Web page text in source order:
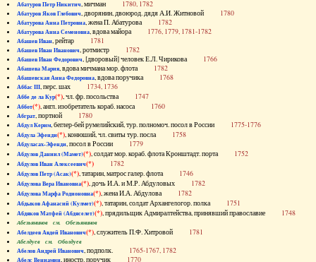
Абатуров Петр Никитич, мичман 1780, 1782
Абатуров Яков Глебович, дворянин, двоюрод. дядя А.И. Житновой 1780
Абатурова Анна Петровна, жена П. Абатурова 1782
Абатурова Анна Семеновна, вдова майора 1776, 1779, 1781-1782
Абашев Иван, рейтар 1781
Абашев Иван Иванович, ротмистр 1782
Абашев Иван Федорович, [дворовый] человек Е.Л. Чирикова 1766
Абашева Мария, вдова мичмана мор. флота 1782
Абашевская Анна Федоровна, вдова поручика 1768
Аббас III, перс. шах 1734, 1736
Аббе де ла Кур(*), чл. фр. посольства 1747
Аббот(*), англ. изобретатель кораб. насоса 1760
Абграт, портной 1780
Абдул Керим, беглер-бей румелийский, тур. полномоч. посол в России 1775-1776
Абдула Эфенди(*), конюший, чл. свиты тур. посла 1758
Абдуласах-Эфенди, посол в России 1779
Абдулов Даниил (Мамет)(*), солдат мор. кораб. флота Кронштадт. порта 1752
Абдулов Иван Алексеевич(*) 1782
Абдулов Петр (Асак)(*), татарин, матрос галер. флота 1746
Абдулова Вера Ивановна(*), дочь И.А. и М.Р. Абдуловых 1782
Абдулова Марфа Родионовна(*), жена И.А. Абдулова 1782
Абдыков Афанасий (Кулмет)(*), татарин, солдат Архангелогор. полка 1751
Абдяков Матфей (Абдяселет)(*), прядильщик Адмиралтейства, принявший православие 1748
Абезьянинов см. Обезьянинов
Абелдеев Авдей Иванович(*), служитель П.Ф. Хитровой 1781
Абелдуев см. Оболдуев
Абелов Андрей Иванович, подполк. 1765-1767, 1782
Абелс Вениамин, иностр. поручик 1770